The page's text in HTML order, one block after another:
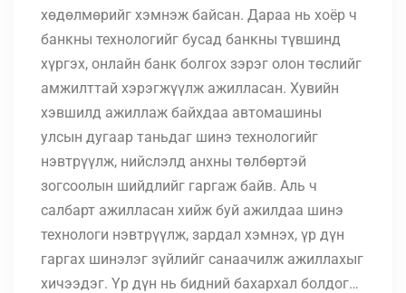
хөдөлмөрийг хэмнэж байсан. Дараа нь хоёр ч
банкны технологийг бусад банкны түвшинд
хүргэх, онлайн банк болгох зэрэг олон төслийг
амжилттай хэрэгжүүлж ажилласан. Хувийн
хэвшилд ажиллаж байхдаа автомашины
улсын дугаар таньдаг шинэ технологийг
нэвтрүүлж, нийслэлд анхны төлбөртэй
зогсоолын шийдлийг гаргаж байв. Аль ч
салбарт ажилласан хийж буй ажилдаа шинэ
технологи нэвтрүүлж, зардал хэмнэх, үр дүн
гаргах шинэлэг зүйлийг санаачилж ажиллахыг
хичээдэг. Үр дүн нь бидний бахархал болдог…